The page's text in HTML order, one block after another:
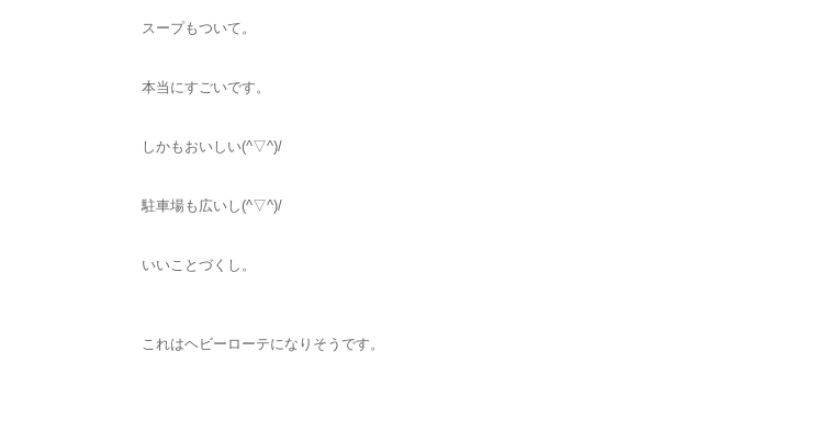
スープもついて。
本当にすごいです。
しかもおいしい(^▽^)/
駐車場も広いし(^▽^)/
いいことづくし。
これはヘビーローテになりそうです。